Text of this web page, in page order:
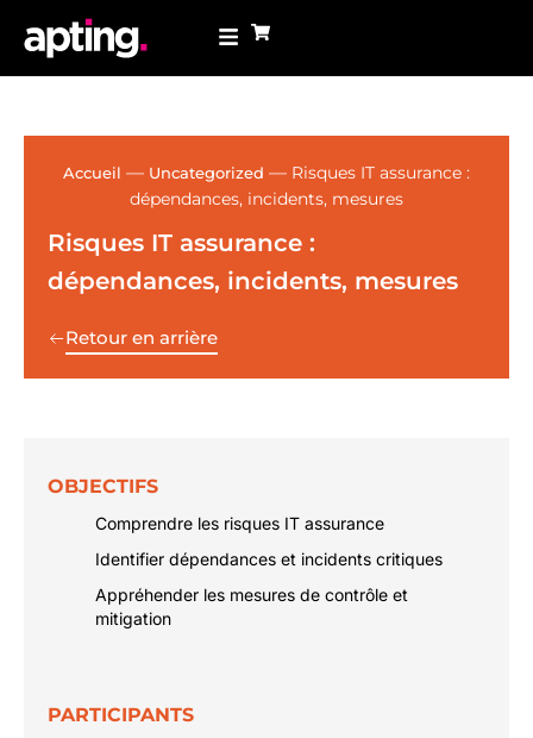
Accueil — Uncategorized — Risques IT assurance :
dépendances, incidents, mesures
Risques IT assurance :
dépendances, incidents, mesures
Retour en arrière
OBJECTIFS
Comprendre les risques IT assurance
Identifier dépendances et incidents critiques
Appréhender les mesures de contrôle et
mitigation
PARTICIPANTS